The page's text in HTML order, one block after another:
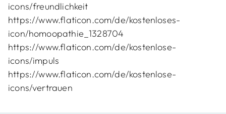
icons/freundlichkeit
https://www.flaticon.com/de/kostenloses-
icon/homoopathie_1328704
https://www.flaticon.com/de/kostenlose-
icons/impuls
https://www.flaticon.com/de/kostenlose-
icons/vertrauen